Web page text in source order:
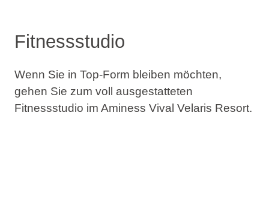
Fitnessstudio
Wenn Sie in Top-Form bleiben möchten,
gehen Sie zum voll ausgestatteten
Fitnessstudio im Aminess Vival Velaris Resort.